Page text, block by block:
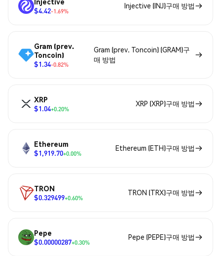
$4.42-1.69%
Injective (INJ)구매 방법
Gram (prev.
Toncoin)
$1.34-0.82%
Gram (prev. Toncoin) (GRAM)구
매 방법
XRP
$1.04+0.20%
XRP (XRP)구매 방법
Ethereum
$1,919.70+0.00%
Ethereum (ETH)구매 방법
TRON
$0.329499+0.60%
TRON (TRX)구매 방법
Pepe
$0.00000287+0.30%
Pepe (PEPE)구매 방법